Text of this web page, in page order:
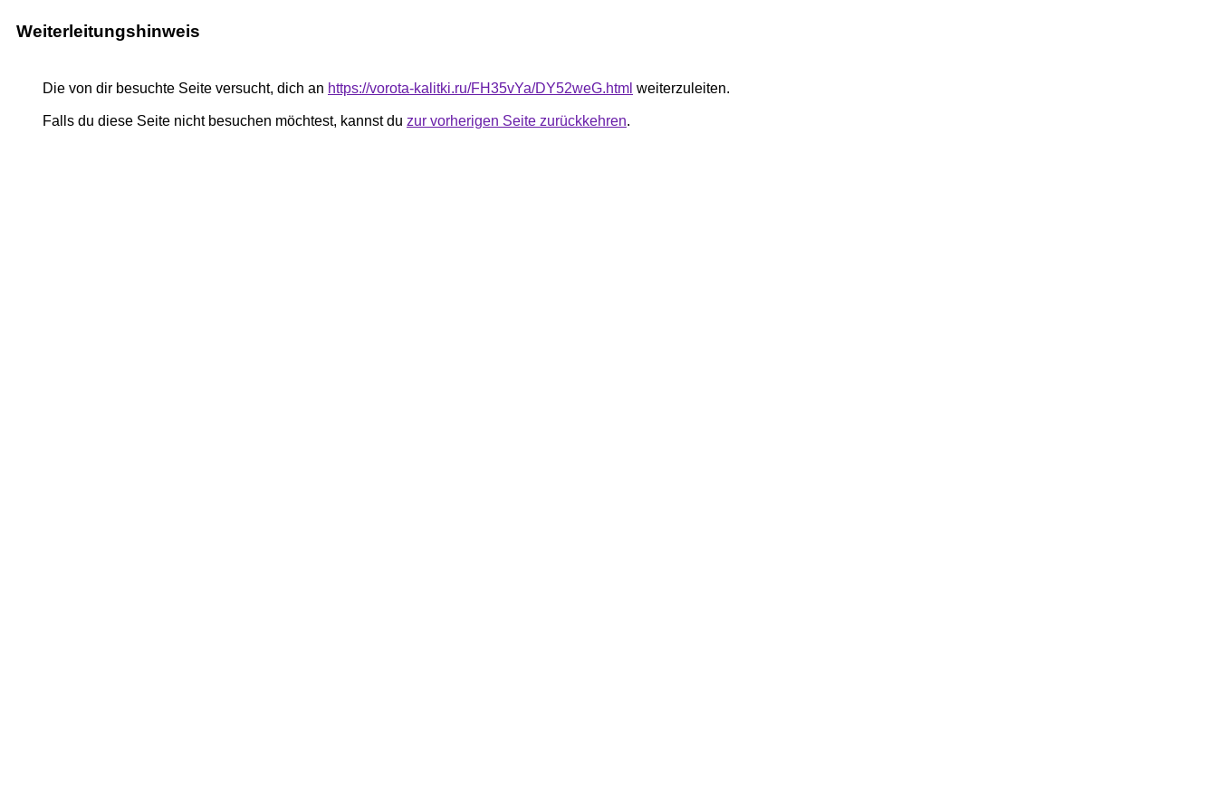
Weiterleitungshinweis
Die von dir besuchte Seite versucht, dich an https://vorota-kalitki.ru/FH35vYa/DY52weG.html weiterzuleiten.
Falls du diese Seite nicht besuchen möchtest, kannst du zur vorherigen Seite zurückkehren.